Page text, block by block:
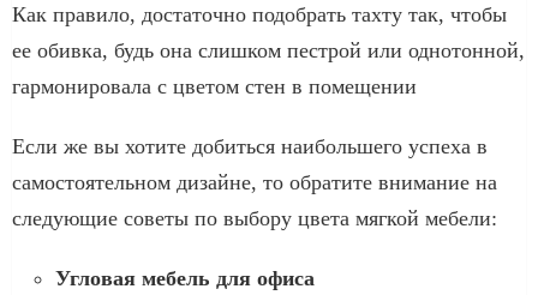
Как правило, достаточно подобрать тахту так, чтобы
ее обивка, будь она слишком пестрой или однотонной,
гармонировала с цветом стен в помещении
Если же вы хотите добиться наибольшего успеха в
самостоятельном дизайне, то обратите внимание на
следующие советы по выбору цвета мягкой мебели:
Угловая мебель для офиса